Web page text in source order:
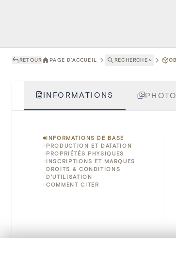
RETOUR PAGE D'ACCUEIL RECHERCHE ˅
INFORMATIONS
INFORMATIONS DE BASE
PRODUCTION ET DATATION
PROPRIÉTÉS PHYSIQUES
INSCRIPTIONS ET MARQUES
DROITS & CONDITIONS
D'UTILISATION
COMMENT CITER